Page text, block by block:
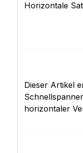
Horizontale
Dieser Artikel
horizontaler